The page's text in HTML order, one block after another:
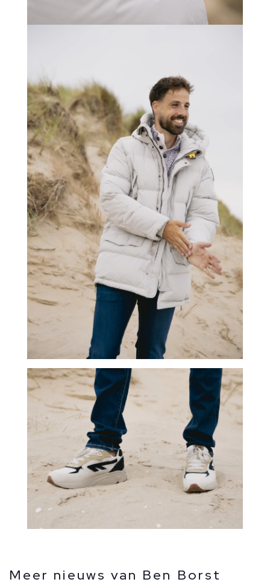
Meer nieuws van Ben Borst